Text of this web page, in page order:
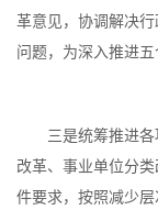
革意见，协调解决
问题，为深入推进
三是统筹推进各
改革、事业单位分
件要求，按照减少